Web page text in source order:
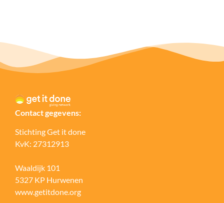
Contact gegevens:
Stichting Get it done
KvK: 27312913
Waaldijk 101
5327 KP Hurwenen
www.getitdone.org